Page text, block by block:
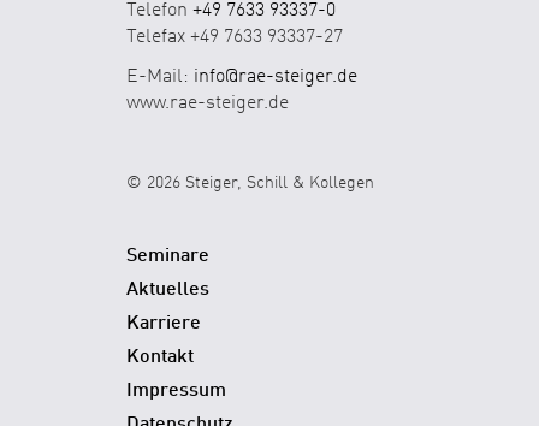
Telefon +49 7633 93337-0
Telefax +49 7633 93337-27
E-Mail: info@rae-steiger.de
www.rae-steiger.de
© 2026 Steiger, Schill & Kollegen
Seminare
Aktuelles
Karriere
Kontakt
Impressum